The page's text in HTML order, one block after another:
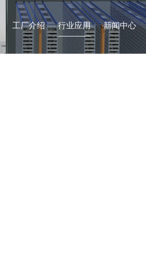
工厂介绍 行业应用 新闻中心